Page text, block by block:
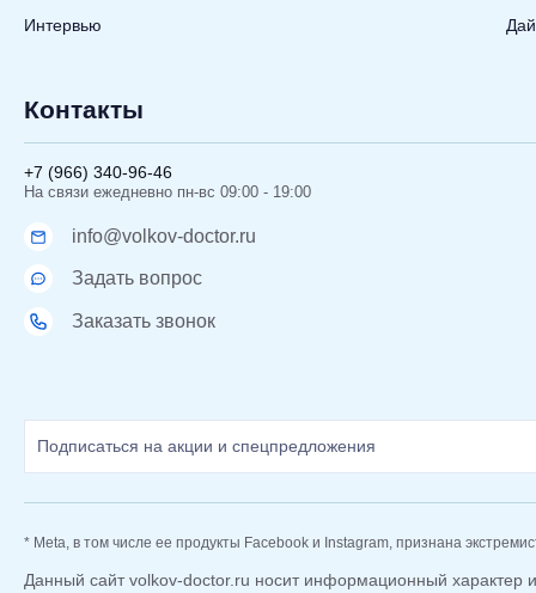
Интервью
Контакты
+7 (966) 340-96-46
На связи ежедневно пн-вс 09:00 - 19:00
info@volkov-doctor.ru
Задать вопрос
Заказать звонок
* Meta, в том числе ее продукты Facebook и Instagram, признана
Данный сайт volkov-doctor.ru носит информационный характер